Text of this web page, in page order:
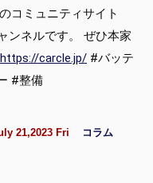
コミュニティサイト
ンネルです。 ぜひ本家
https://carcle.jp/ #バッテ
#整備
21,2023 Fri コラム